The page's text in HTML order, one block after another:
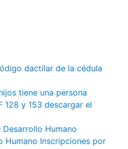
dactilar de la cédula
tiene una persona
128 y 153 descargar el
Humano
Humano Inscripciones por